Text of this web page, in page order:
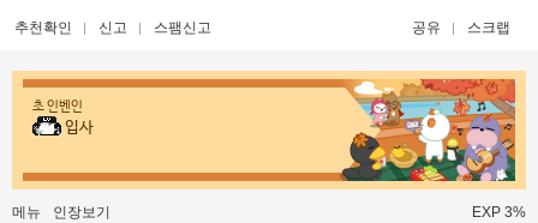
추천확인 신고 스팸신고 공유 스크랩
초 인벤인
입사
메뉴 인장보기 EXP 3%